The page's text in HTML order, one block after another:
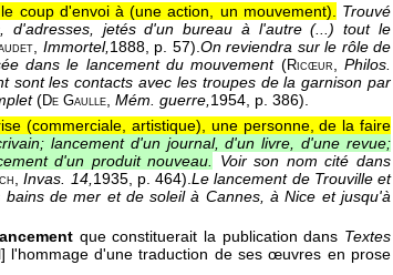
coup d'envoi à (une action, un mouvement).
Trouvé
d'adresses, jetés d'un bureau à l'autre (...) tout le
Immortel, 1888, p. 57). On reviendra sur le rôle de
dans le lancement du mouvement (Ricœur ,Philos.
sont les contacts avec les troupes de la garnison par
(De Gaulle Mém. guerre, 1954 , p. 386).
(commerciale, artistique), une personne, de la faire
lancement d'un journal, d'un livre, d'une revue;
d'un produit nouveau.
Voir son nom cité dans
,Invas. 14,1935, p. 464).Le lancement de Trouville et
de mer et de soleil à Cannes, à Nice et jusqu'à
que constituerait la publication dans Textes
l'hommage d'une traduction de ses œuvres en prose